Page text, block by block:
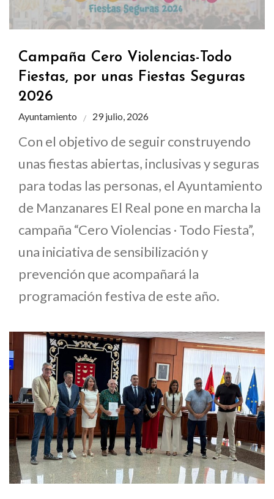
Campaña Cero Violencias-Todo
Fiestas, por unas Fiestas Seguras
2026
Ayuntamiento 29 julio, 2026
Con el objetivo de seguir construyendo
unas fiestas abiertas, inclusivas y seguras
para todas las personas, el Ayuntamiento
de Manzanares El Real pone en marcha la
campaña “Cero Violencias · Todo Fiesta”,
una iniciativa de sensibilización y
prevención que acompañará la
programación festiva de este año.